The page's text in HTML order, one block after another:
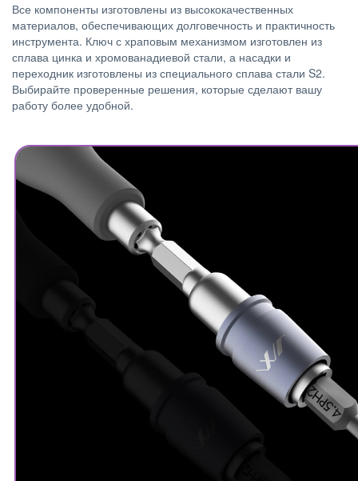
Все компоненты изготовлены из высококачественных
материалов, обеспечивающих долговечность и практичность
инструмента. Ключ с храповым механизмом изготовлен из
сплава цинка и хромованадиевой стали, а насадки и
переходник изготовлены из специального сплава стали S2.
Выбирайте проверенные решения, которые сделают вашу
работу более удобной.